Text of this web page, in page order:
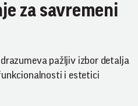
za savremeni
pažljiv izbor detalja
i estetici